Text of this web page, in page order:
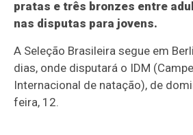
pratas e três bronzes entre
nas disputas para jovens.
A Seleção Brasileira segue em
dias, onde disputará o IDM
Internacional de natação), de
feira, 12.